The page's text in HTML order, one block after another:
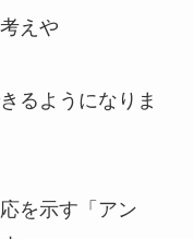
えや
るようになりま
を示す「アン